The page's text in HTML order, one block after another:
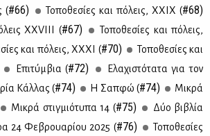
(#66) Το­πο­θε­σί­ες και πό­λεις, ΧΧIΧ (#68)
ΧΧVIII (#67)
Το­πο­θε­σί­ες και πό­λεις,
και πό­λεις, ΧΧ­ΧΙ (#70)
Το­πο­θε­σί­ες και
Επι­τύμ­βια (#72)
Ελα­χι­στό­τα­τα για τoν
Κάλ­λας (#74) Η Σαπ­φώ (#74)
Μι­κρά
Μι­κρά στιγ­μιό­τυ­πα 14 (#75)
Δύο βι­βλία
24 Φε­βρουα­ρί­ου 2025 (#76)
Το­πο­θε­σί­ες